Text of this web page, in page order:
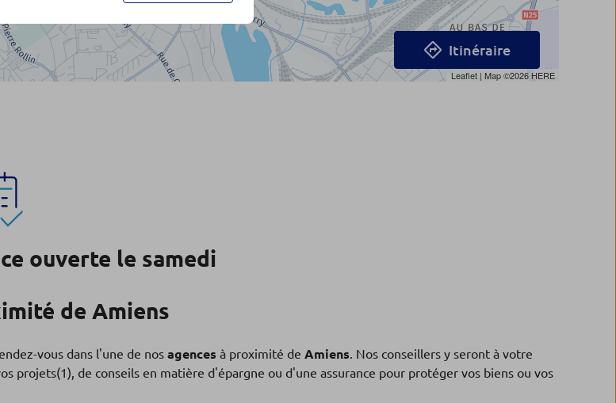
Leaflet | Map ©2026 HERE
Itinéraire
ouverte le samedi
de Amiens
vous dans l'une de nos agences à proximité de Amiens. Nos conseillers y seront à votre
projets(1), de conseils en matière d'épargne ou d'une assurance pour protéger vos biens ou vos